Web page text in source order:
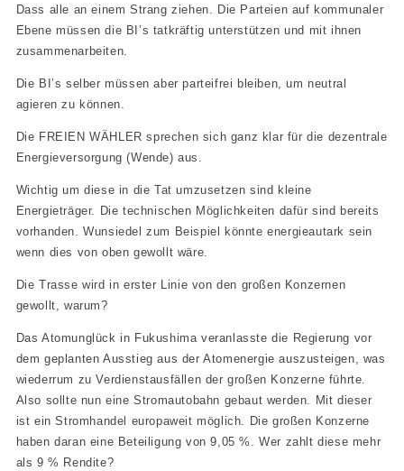
Dass alle an einem Strang ziehen. Die Parteien auf kommunaler
Ebene müssen die BI’s tatkräftig unterstützen und mit ihnen
zusammenarbeiten.
Die BI’s selber müssen aber parteifrei bleiben, um neutral
agieren zu können.
Die FREIEN WÄHLER sprechen sich ganz klar für die dezentrale
Energieversorgung (Wende) aus.
Wichtig um diese in die Tat umzusetzen sind kleine
Energieträger. Die technischen Möglichkeiten dafür sind bereits
vorhanden. Wunsiedel zum Beispiel könnte energieautark sein
wenn dies von oben gewollt wäre.
Die Trasse wird in erster Linie von den großen Konzernen
gewollt, warum?
Das Atomunglück in Fukushima veranlasste die Regierung vor
dem geplanten Ausstieg aus der Atomenergie auszusteigen, was
wiederrum zu Verdienstausfällen der großen Konzerne führte.
Also sollte nun eine Stromautobahn gebaut werden. Mit dieser
ist ein Stromhandel europaweit möglich. Die großen Konzerne
haben daran eine Beteiligung von 9,05 %. Wer zahlt diese mehr
als 9 % Rendite?